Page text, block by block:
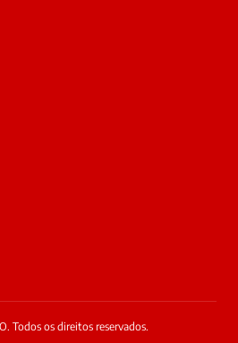
Todos os direitos reservados.